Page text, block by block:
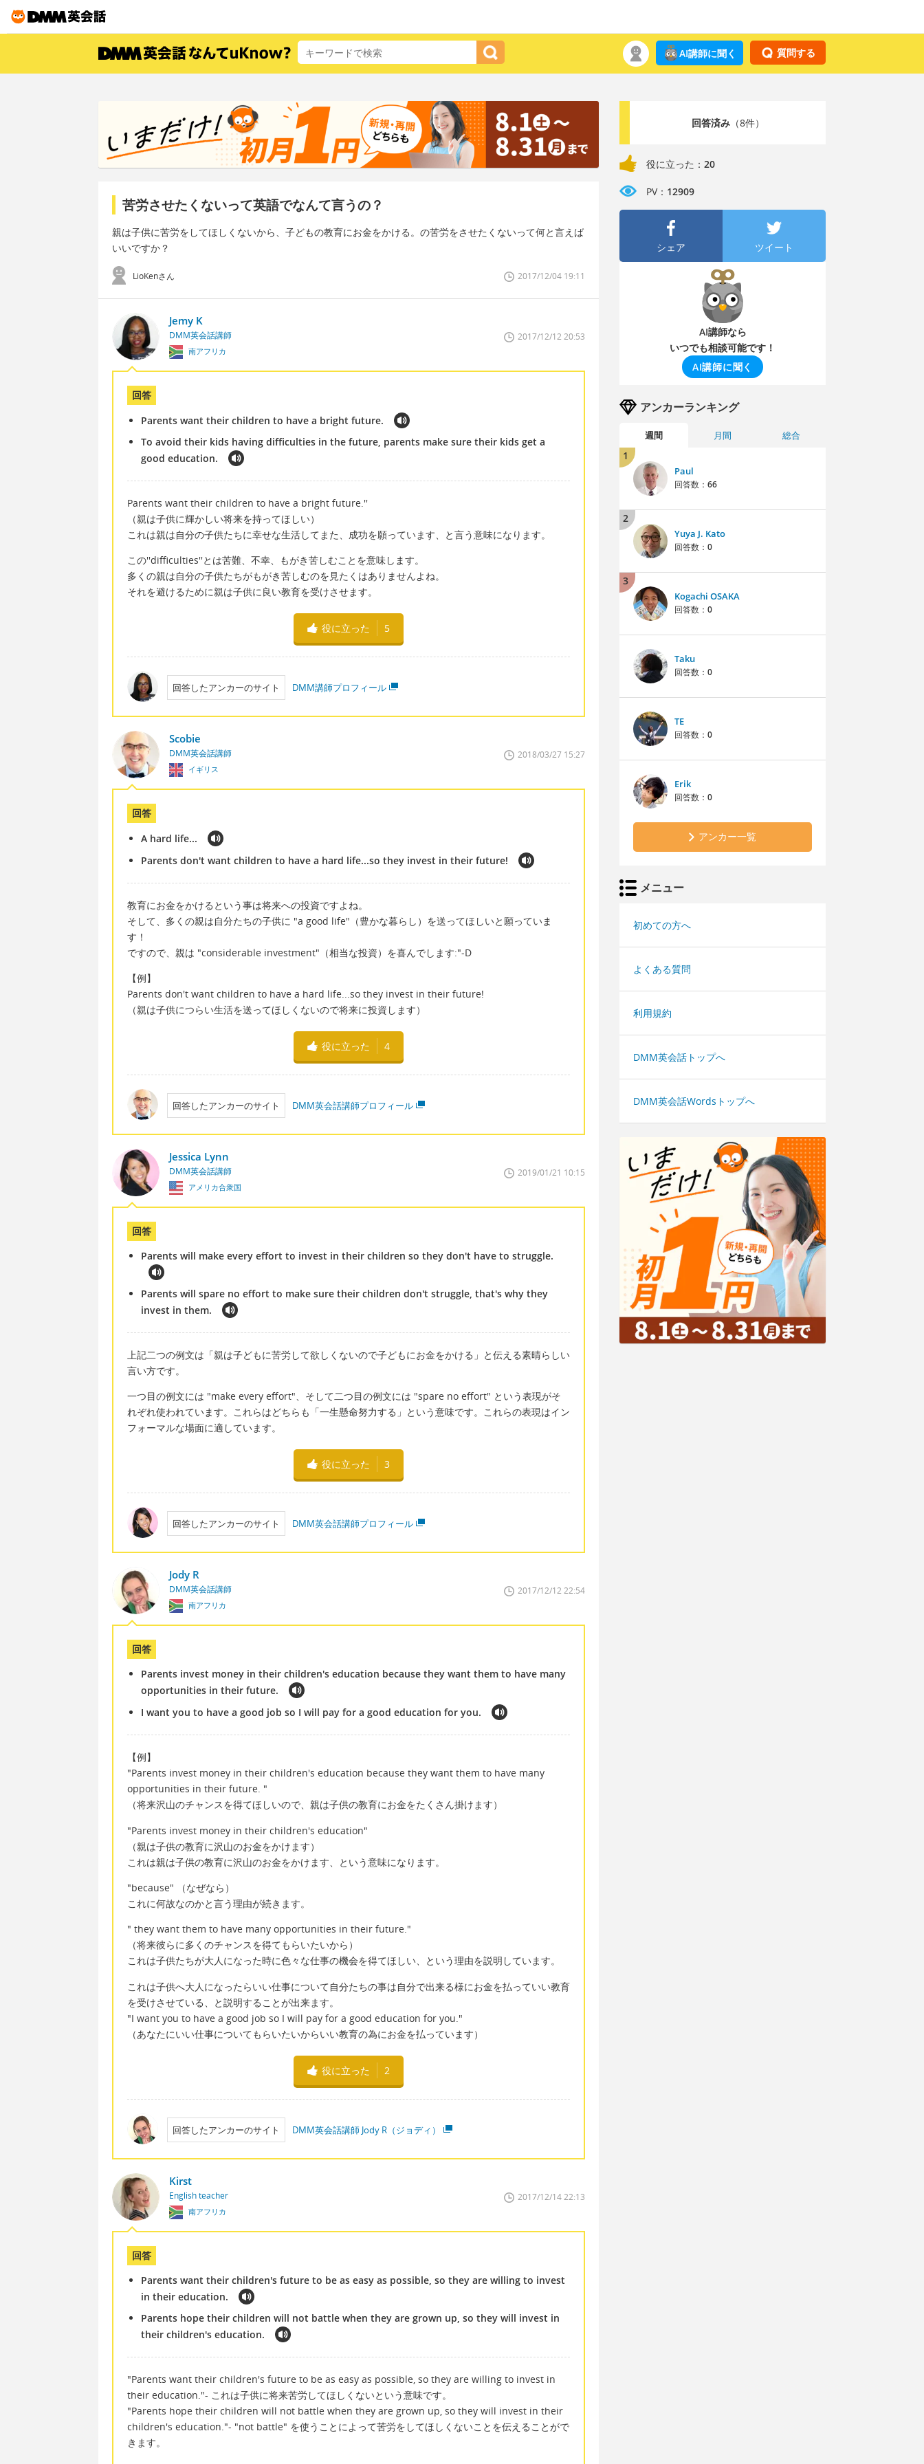
質問する
AI講師に聞く
苦労させたくないって英語でなんて言うの？
親は子供に苦労をしてほしくないから、子どもの教育にお金をかける。の苦労をさせたくないって何と言えば
いいですか？
LioKenさん 2017/12/04 19:11
Jemy K
DMM英会話講師
南アフリカ
2017/12/12 20:53
回答
Parents want their children to have a bright future.
To avoid their kids having difficulties in the future, parents make sure their kids get a
good education.
Parents want their children to have a bright future.''
（親は子供に輝かしい将来を持ってほしい）
これは親は自分の子供たちに幸せな生活してまた、成功を願っています、と言う意味になります。
この''difficulties''とは苦難、不幸、もがき苦しむことを意味します。
多くの親は自分の子供たちがもがき苦しむのを見たくはありませんよね。
それを避けるために親は子供に良い教育を受けさせます。
役に立った 5
回答したアンカーのサイト DMM講師プロフィール
Scobie
DMM英会話講師
イギリス
2018/03/27 15:27
回答
A hard life...
Parents don't want children to have a hard life...so they invest in their future!
教育にお金をかけるという事は将来への投資ですよね。
そして、多くの親は自分たちの子供に "a good life"（豊かな暮らし）を送ってほしいと願っていま
す！
ですので、親は "considerable investment"（相当な投資）を喜んでします:"-D
【例】
Parents don't want children to have a hard life...so they invest in their future!
（親は子供につらい生活を送ってほしくないので将来に投資します）
役に立った 4
回答したアンカーのサイト DMM英会話講師プロフィール
Jessica Lynn
DMM英会話講師
アメリカ合衆国
2019/01/21 10:15
回答
Parents will make every effort to invest in their children so they don't have to struggle.
Parents will spare no effort to make sure their children don't struggle, that's why they
invest in them.
上記二つの例文は「親は子どもに苦労して欲しくないので子どもにお金をかける」と伝える素晴らしい
言い方です。
一つ目の例文には "make every effort"、そして二つ目の例文には "spare no effort" という表現がそ
れぞれ使われています。これらはどちらも「一生懸命努力する」という意味です。これらの表現はイン
フォーマルな場面に適しています。
役に立った 3
回答したアンカーのサイト DMM英会話講師プロフィール
Jody R
DMM英会話講師
南アフリカ
2017/12/12 22:54
回答
Parents invest money in their children's education because they want them to have many
opportunities in their future.
I want you to have a good job so I will pay for a good education for you.
【例】
"Parents invest money in their children's education because they want them to have many
opportunities in their future. "
（将来沢山のチャンスを得てほしいので、親は子供の教育にお金をたくさん掛けます）
"Parents invest money in their children's education"
（親は子供の教育に沢山のお金をかけます）
これは親は子供の教育に沢山のお金をかけます、という意味になります。
"because" （なぜなら）
これに何故なのかと言う理由が続きます。
" they want them to have many opportunities in their future."
（将来彼らに多くのチャンスを得てもらいたいから）
これは子供たちが大人になった時に色々な仕事の機会を得てほしい、という理由を説明しています。
これは子供へ大人になったらいい仕事について自分たちの事は自分で出来る様にお金を払っていい教育
を受けさせている、と説明することが出来ます。
"I want you to have a good job so I will pay for a good education for you."
（あなたにいい仕事についてもらいたいからいい教育の為にお金を払っています）
役に立った 2
回答したアンカーのサイト DMM英会話講師 Jody R（ジョディ）
Kirst
English teacher
南アフリカ
2017/12/14 22:13
回答
Parents want their children's future to be as easy as possible, so they are willing to invest
in their education.
Parents hope their children will not battle when they are grown up, so they will invest in
their children's education.
"Parents want their children's future to be as easy as possible, so they are willing to invest in
their education."- これは子供に将来苦労してほしくないという意味です。
"Parents hope their children will not battle when they are grown up, so they will invest in their
children's education."- "not battle" を使うことによって苦労をしてほしくないことを伝えることがで
きます。
回答済み（8件）
役に立った： 20
PV： 12909
シェア ツイート
AI講師なら
いつでも相談可能です！
AI講師に聞く
アンカーランキング
週間 月間 総合
1
Paul
回答数： 66
2
Yuya J. Kato
回答数： 0
3
Kogachi OSAKA
回答数： 0
Taku
回答数： 0
TE
回答数： 0
Erik
回答数： 0
アンカー一覧
メニュー
初めての方へ
よくある質問
利用規約
DMM英会話トップへ
DMM英会話Wordsトップへ